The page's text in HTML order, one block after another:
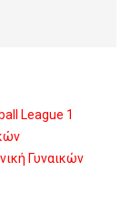
League 1
Γυναικών